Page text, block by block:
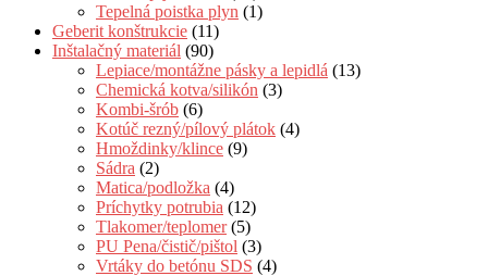
Tepelná poistka plyn (1)
Geberit konštrukcie (11)
Inštalačný materiál (90)
Lepiace/montážne pásky a lepidlá (13)
Chemická kotva/silikón (3)
Kombi-šrób (6)
Kotúč rezný/pílový plátok (4)
Hmoždinky/klince (9)
Sádra (2)
Matica/podložka (4)
Príchytky potrubia (12)
Tlakomer/teplomer (5)
PU Pena/čistič/pištol (3)
Vrtáky do betónu SDS (4)